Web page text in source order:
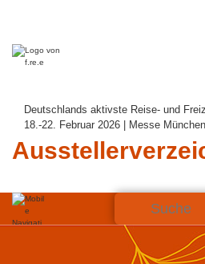
Deutschlands aktivste Reise- und
18.-22. Februar 2026 | Messe München